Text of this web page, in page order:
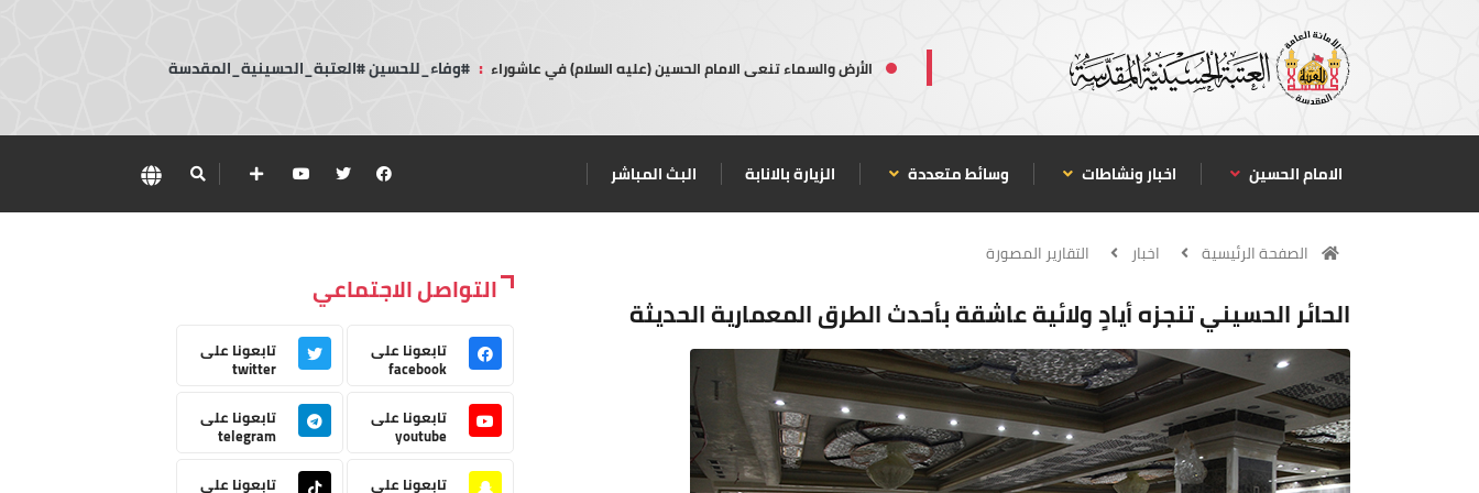
الأرض والسماء تنعى الامام الحسين (عليه السلام) في عاشوراء : #وفاء_للحسين #العتبة_الحسينية_المقدسة
الامام الحسين اخبار ونشاطات وسائط متعددة الزيارة بالانابة البث المباشر
الصفحة الرئيسية اخبار التقارير المصورة
الحائر الحسيني تنجزه أيادٍ ولائية عاشقة بأحدث الطرق المعمارية الحديثة
التواصل الاجتماعي
تابعونا على
facebook
تابعونا على
twitter
تابعونا على
youtube
تابعونا على
telegram
تابعونا على
تابعونا على